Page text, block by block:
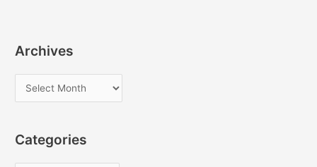
Archives
r
h
Categories